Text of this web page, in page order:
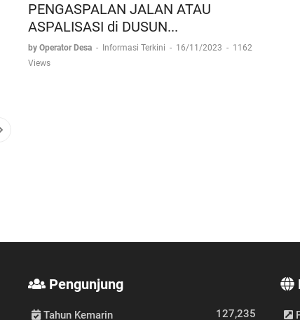
PENGASPALAN JALAN ATAU
ASPALISASI di DUSUN...
by Operator Desa - Informasi Terkini - 16/11/2023 - 1162
Views
Pengunjung
Tahun Kemarin 127,235